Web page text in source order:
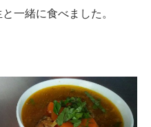
一緒に食べました。